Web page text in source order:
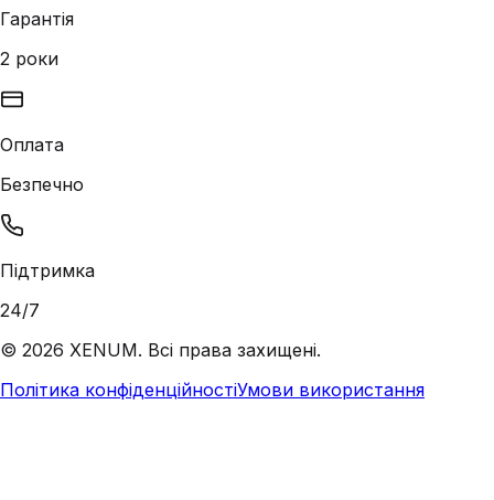
Гарантія
2 роки
Оплата
Безпечно
Підтримка
24/7
© 2026 XENUM. Всі права захищені.
Політика конфіденційностіУмови використання